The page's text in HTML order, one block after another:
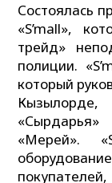
Состоялась
«S’mall»,
трейд»
полиции.
который
«Мерей».